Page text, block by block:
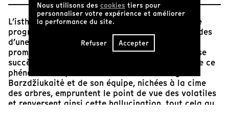
L’isthme de Courlande voit sa forêt patrimoniale
progressivement détruite par les déjections acides
d’une colonie de Grands Cormorans. Sur un
promontoire propice au tourisme international se
succèdent les humains, spéculant sur la cause de ce
phénomène inquiétant. Les caméras de Rugilė
Barzdžiukaitė et de son équipe, nichées à la cime
des arbres, empruntent le point de vue des volatiles
et renversent ainsi cette hallucination, tout cela au
Nous utilisons des cookies tiers pour
personnaliser votre expérience et améliorer
la performance du site.
Refuser Accepter